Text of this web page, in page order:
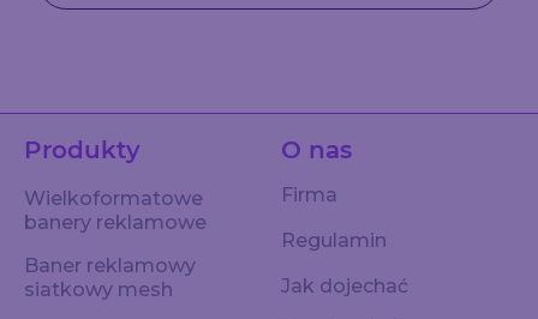
Produkty
Wielkoformatowe
banery reklamowe
Baner reklamowy
siatkowy mesh
O nas
Firma
Regulamin
Jak dojechać